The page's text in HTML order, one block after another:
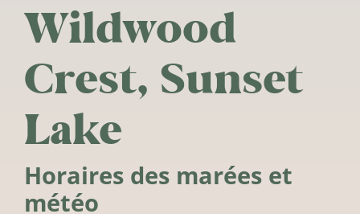
Wildwood
Crest, Sunset
Lake
Horaires des marées et
météo